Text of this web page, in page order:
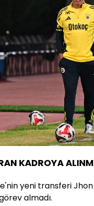
KADROYA
yeni transferi Jhon
almadı.